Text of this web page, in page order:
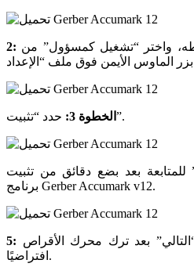
2:
الخطوة 3: حدد “تثبيت”.
للمتابعة بعد بضع دقائق من تثبيت
برنامج Gerber Accumark v12.
5:
افتراضيًا.